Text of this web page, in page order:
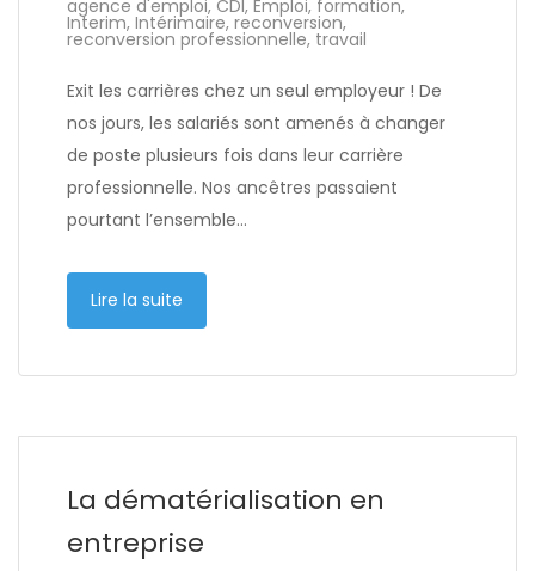
agence d'emploi, CDI, Emploi, formation,
Interim, Intérimaire, reconversion,
reconversion professionnelle, travail
Exit les carrières chez un seul employeur ! De
nos jours, les salariés sont amenés à changer
de poste plusieurs fois dans leur carrière
professionnelle. Nos ancêtres passaient
pourtant l’ensemble…
Lire la suite
La dématérialisation en
entreprise